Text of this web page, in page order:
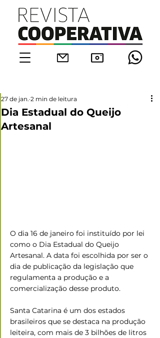
Dia Estadual do Queijo
Artesanal
27 de jan. 2 min de leitura
O dia 16 de janeiro foi instituído por lei
como o Dia Estadual do Queijo
Artesanal. A data foi escolhida por ser o
dia de publicação da legislação que
regulamenta a produção e a
comercialização desse produto.
Santa Catarina é um dos estados
brasileiros que se destaca na produção
leiteira, com mais de 3 bilhões de litros